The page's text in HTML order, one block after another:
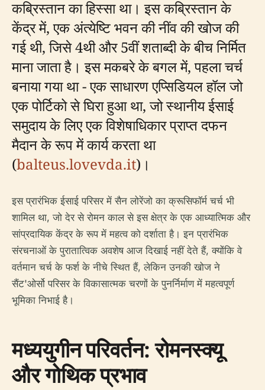
कब्रिस्तान का हिस्सा था। इस कब्रिस्तान के
केंद्र में, एक अंत्येष्टि भवन की नींव की खोज की
गई थी, जिसे 4थी और 5वीं शताब्दी के बीच निर्मित
माना जाता है। इस मकबरे के बगल में, पहला चर्च
बनाया गया था - एक साधारण एप्सिडियल हॉल जो
एक पोर्टिको से घिरा हुआ था, जो स्थानीय ईसाई
समुदाय के लिए एक विशेषाधिकार प्राप्त दफन
मैदान के रूप में कार्य करता था
(balteus.lovevda.it)।
इस प्रारंभिक ईसाई परिसर में सैन लोरेंजो का क्रूसिफॉर्म चर्च भी
शामिल था, जो देर से रोमन काल से इस क्षेत्र के एक आध्यात्मिक और
सांप्रदायिक केंद्र के रूप में महत्व को दर्शाता है। इन प्रारंभिक
संरचनाओं के पुरातात्विक अवशेष आज दिखाई नहीं देते हैं, क्योंकि वे
वर्तमान चर्च के फर्श के नीचे स्थित हैं, लेकिन उनकी खोज ने
सैंट'ओर्सो परिसर के विकासात्मक चरणों के पुनर्निर्माण में महत्वपूर्ण
भूमिका निभाई है।
मध्ययुगीन परिवर्तन: रोमनस्क्यू
और गोथिक प्रभाव